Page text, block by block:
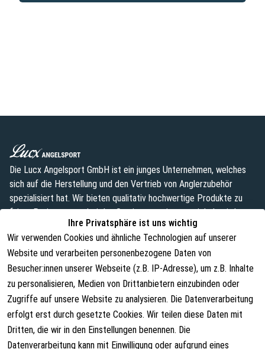
Ihre Privatsphäre ist uns wichtig
Wir verwenden Cookies und ähnliche Technologien auf unserer
Website und verarbeiten personenbezogene Daten von
Besucher:innen unserer Webseite (z.B. IP-Adresse), um z.B. Inhalte
zu personalisieren, Medien von Drittanbietern einzubinden oder
Zugriffe auf unsere Website zu analysieren. Die Datenverarbeitung
erfolgt erst durch gesetzte Cookies. Wir teilen diese Daten mit
Dritten, die wir in den Einstellungen benennen. Die
Datenverarbeitung kann mit Einwilligung oder aufgrund eines
Die Lucx Angelsport GmbH ist ein junges Unternehmen, welches
sich auf die Herstellung und den Vertrieb von Anglerzubehör
spezialisiert hat. Wir bieten qualitativ hochwertige Produkte zu
fairen Preisen an, wobei das Sortiment weiterentwickelt wird.
info@lust-aufs-angeln.de
Rechtliches
AGB
Widerrufsrecht
Über uns
Über uns
Kontakt